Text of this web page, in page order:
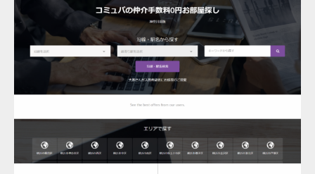
更新日： 2023.03.09
サービス付き高齢者向け住宅
詳細 検索サイト